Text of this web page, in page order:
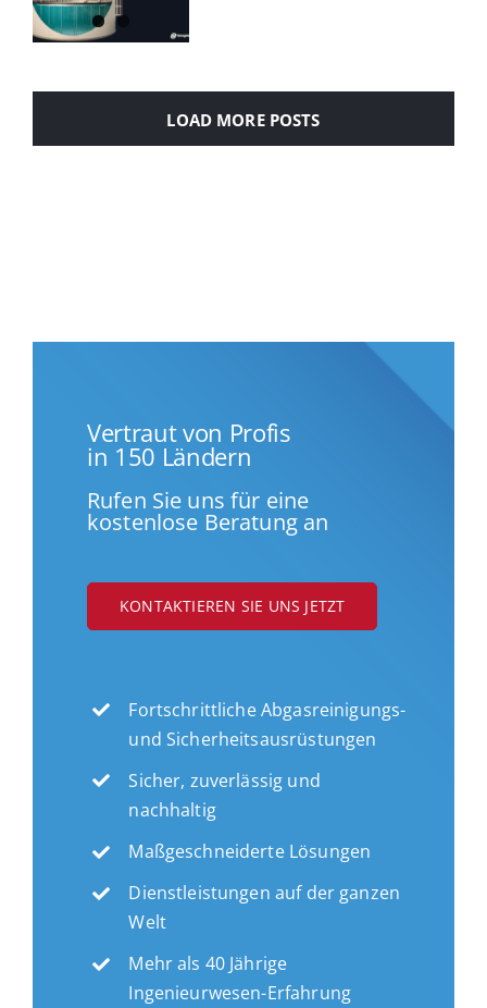
LOAD MORE POSTS
Vertraut von Profis
in 150 Ländern
Rufen Sie uns für eine
kostenlose Beratung an
KONTAKTIEREN SIE UNS JETZT
Fortschrittliche Abgasreinigungs-
und Sicherheitsausrüstungen
Sicher, zuverlässig und
nachhaltig
Maßgeschneiderte Lösungen
Dienstleistungen auf der ganzen
Welt
Mehr als 40 Jährige
Ingenieurwesen-Erfahrung